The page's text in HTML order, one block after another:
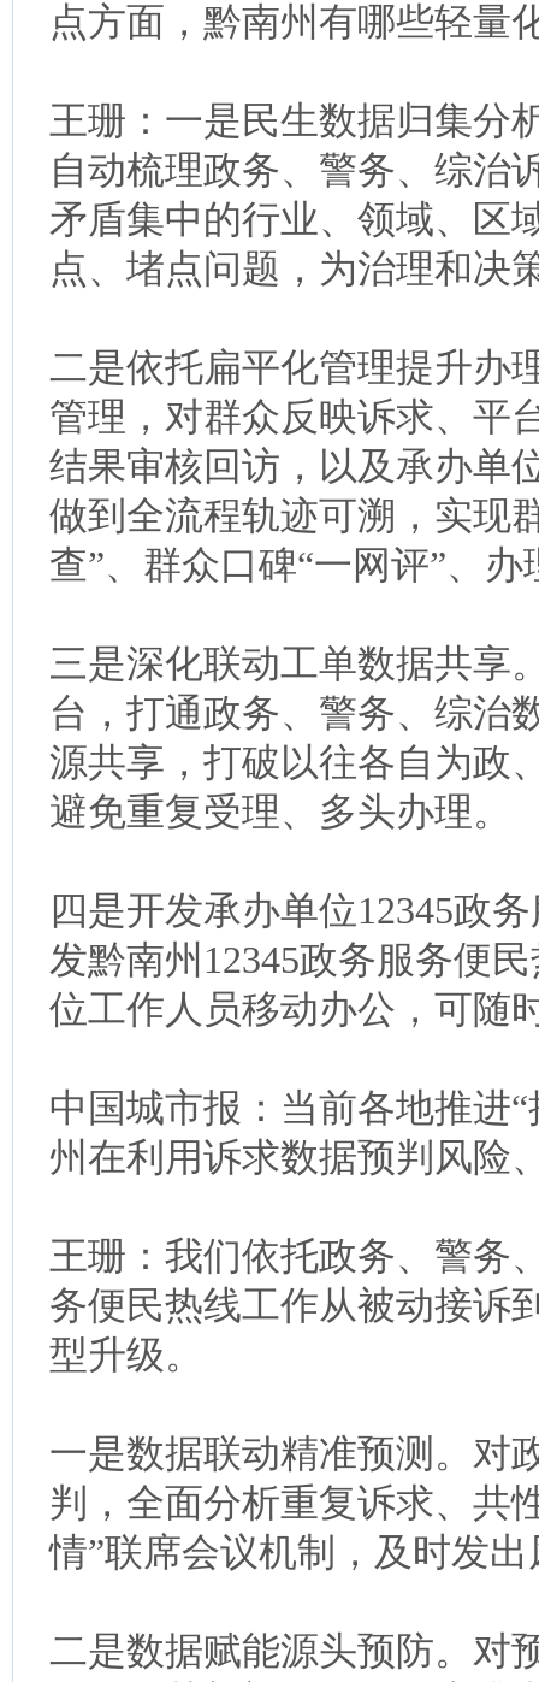
点方面，黔南州有哪些轻量
王珊：一是民生数据归集分
自动梳理政务、警务、综治
矛盾集中的行业、领域、区
点、堵点问题，为治理和决
二是依托扁平化管理提升办
管理，对群众反映诉求、平
结果审核回访，以及承办单
做到全流程轨迹可溯，实现
查”、群众口碑“一网评”、办
三是深化联动工单数据共享
台，打通政务、警务、综治
源共享，打破以往各自为政
避免重复受理、多头办理。
四是开发承办单位12345政
发黔南州12345政务服务便
位工作人员移动办公，可随
中国城市报：当前各地推进
州在利用诉求数据预判风险
王珊：我们依托政务、警务
务便民热线工作从被动接诉
型升级。
一是数据联动精准预测。对
判，全面分析重复诉求、共
情”联席会议机制，及时发
二是数据赋能源头预防。对